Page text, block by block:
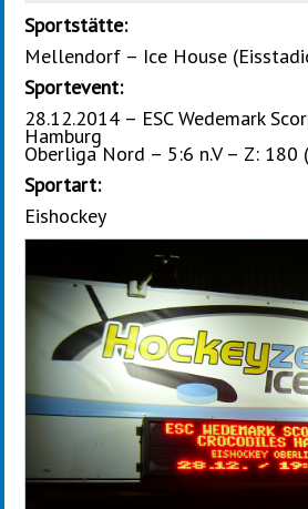
Sportstätte:
Mellendorf – Ice House
Sportevent:
28.12.2014 – ESC Wedemark
Hamburg
Oberliga Nord – 5:6 n.V – Z: 180
Sportart:
Eishockey